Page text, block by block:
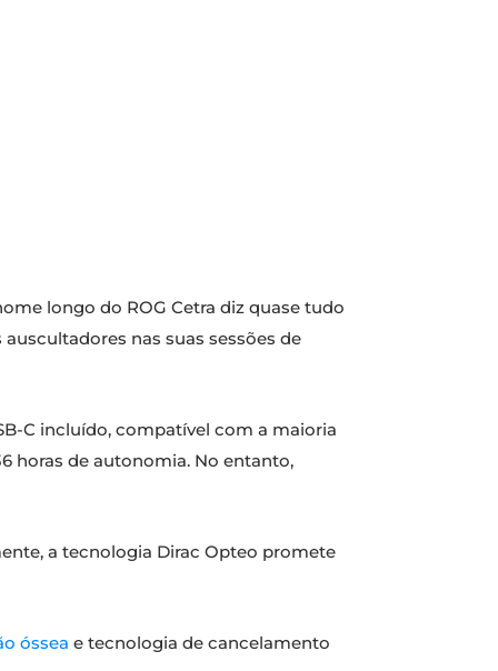
longo do ROG Cetra diz quase tudo
nas suas sessões de
C incluído, compatível com a maioria
horas de autonomia. No entanto,
a tecnologia Dirac Opteo promete
óssea e tecnologia de cancelamento